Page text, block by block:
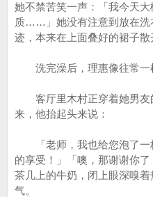
她不禁苦笑一声：「我今天
质……」她没有注意到放在洗
迹，本来在上面叠好的裙子散
洗完澡后，理惠像往常一
客厅里木村正穿着她男友
来，他抬起头来说：
「老师，我也给您泡了一
的享受！」「噢，那谢谢你
茶几上的牛奶，闭上眼深嗅
气。